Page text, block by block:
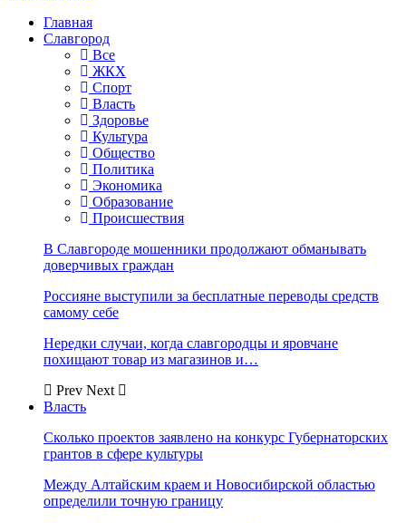
Главная
Славгород
Все
ЖКХ
Спорт
Власть
Здоровье
Культура
Общество
Политика
Экономика
Образование
Происшествия
В Славгороде мошенники продолжают обманывать
доверчивых граждан
Россияне выступили за бесплатные переводы средств
самому себе
Нередки случаи, когда славгородцы и яровчане
похищают товар из магазинов и…
Prev Next
Власть
Сколько проектов заявлено на конкурс Губернаторских
грантов в сфере культуры
Между Алтайским краем и Новосибирской областью
определили точную границу